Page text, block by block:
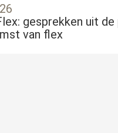
gesprekken uit
van flex